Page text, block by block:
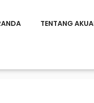
TENTANG